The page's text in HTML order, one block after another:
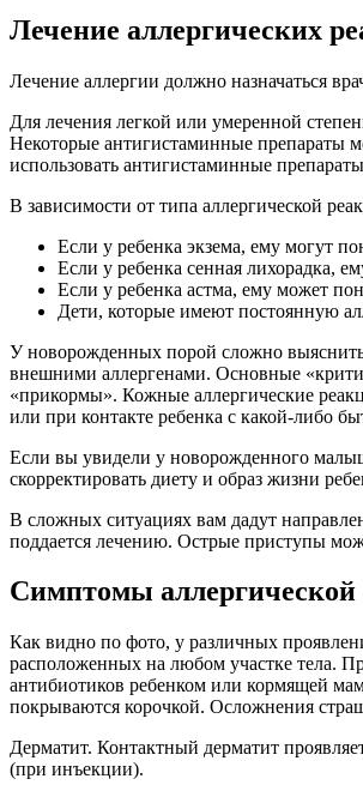
Лечение аллергических
Лечение аллергии должно назначаться
Для лечения легкой или умеренной
Некоторые антигистаминные препараты
использовать антигистаминные
В зависимости от типа аллергической
Если у ребенка экзема, ему могут
Если у ребенка сенная лихорадка,
Если у ребенка астма, ему может
Дети, которые имеют постоянную
У новорожденных порой сложно выяснить,
внешними аллергенами. Основные
«прикормы». Кожные аллергические
или при контакте ребенка с какой-либо
Если вы увидели у новорожденного
скорректировать диету и образ жизни
В сложных ситуациях вам дадут
поддается лечению. Острые приступы
Симптомы
Как видно по фото, у различных
расположенных на любом участке тела.
антибиотиков ребенком или кормящей
покрываются корочкой. Осложнения
Дерматит. Контактный дерматит
(при инъекции).